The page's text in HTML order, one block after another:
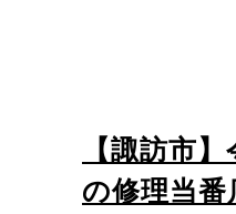
【諏訪市
の修理当番